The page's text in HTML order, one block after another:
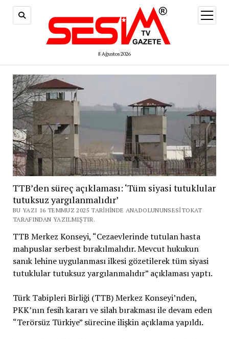
8 Ağustos 2026
aç
TTB’den süreç açıklaması: ‘Tüm siyasi tutuklular
tutuksuz yargılanmalıdır’
BU YAZI 16 TEMMUZ 2025 TARIHINDE ANADOLUNUNSESITOKAT
TARAFINDAN YAZILMIŞTIR.
TTB Merkez Konseyi, “Cezaevlerinde tutulan hasta
mahpuslar serbest bırakılmalıdır. Mevcut hukukun
sanık lehine uygulanması ilkesi gözetilerek tüm siyasi
tutuklular tutuksuz yargılanmalıdır” açıklaması yaptı.
Türk Tabipleri Birliği (TTB) Merkez Konseyi’nden,
PKK’nın fesih kararı ve silah bırakması ile devam eden
“Terörsüz Türkiye” sürecine ilişkin açıklama yapıldı.